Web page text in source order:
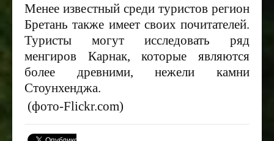
Менее известный среди туристов регион
Бретань также имеет своих почитателей.
Туристы могут исследовать ряд
менгиров Карнак, которые являются
более древними, нежели камни
Стоунхенджа.
(фото-Flickr.com)